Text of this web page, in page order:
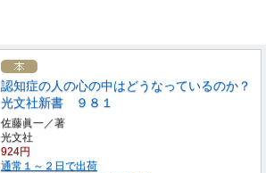
認知症の人の心の中はどうなっているのか？
光文社新書 ９８１
佐藤眞一／著
光文社
924円
通常１～２日で出荷